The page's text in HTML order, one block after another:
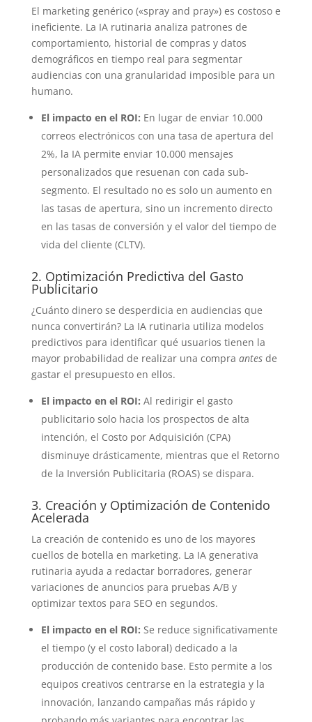
El marketing genérico («spray and pray») es costoso e
ineficiente. La IA rutinaria analiza patrones de
comportamiento, historial de compras y datos
demográficos en tiempo real para segmentar
audiencias con una granularidad imposible para un
humano.
El impacto en el ROI: En lugar de enviar 10.000
correos electrónicos con una tasa de apertura del
2%, la IA permite enviar 10.000 mensajes
personalizados que resuenan con cada sub-
segmento. El resultado no es solo un aumento en
las tasas de apertura, sino un incremento directo
en las tasas de conversión y el valor del tiempo de
vida del cliente (CLTV).
2. Optimización Predictiva del Gasto
Publicitario
¿Cuánto dinero se desperdicia en audiencias que
nunca convertirán? La IA rutinaria utiliza modelos
predictivos para identificar qué usuarios tienen la
mayor probabilidad de realizar una compra antesde
gastar el presupuesto en ellos.
El impacto en el ROI: Al redirigir el gasto
publicitario solo hacia los prospectos de alta
intención, el Costo por Adquisición (CPA)
disminuye drásticamente, mientras que el Retorno
de la Inversión Publicitaria (ROAS) se dispara.
3. Creación y Optimización de Contenido
Acelerada
La creación de contenido es uno de los mayores
cuellos de botella en marketing. La IA generativa
rutinaria ayuda a redactar borradores, generar
variaciones de anuncios para pruebas A/B y
optimizar textos para SEO en segundos.
El impacto en el ROI: Se reduce significativamente
el tiempo (y el costo laboral) dedicado a la
producción de contenido base. Esto permite a los
equipos creativos centrarse en la estrategia y la
innovación, lanzando campañas más rápido y